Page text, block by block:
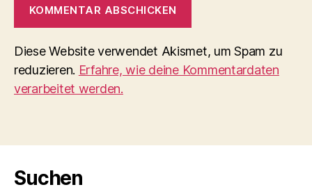
Diese Website verwendet Akismet, um Spam zu
reduzieren. Erfahre, wie deine Kommentardaten
verarbeitet werden.
Suchen